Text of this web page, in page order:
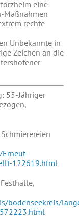
eine
Maßnahmen
rechte
Unbekannte in
Zeichen an die
55-Jähriger
122619.html
bodenseekreis/